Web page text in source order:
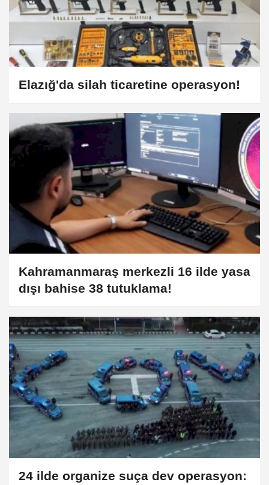
Elazığ'da silah ticaretine operasyon!
Kahramanmaraş merkezli 16 ilde yasa
dışı bahise 38 tutuklama!
24 ilde organize suça dev operasyon: